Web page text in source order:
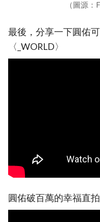
（圖源：
最後，分享一下圓佑
〈_WORLD〉
圓佑破百萬的幸福直拍